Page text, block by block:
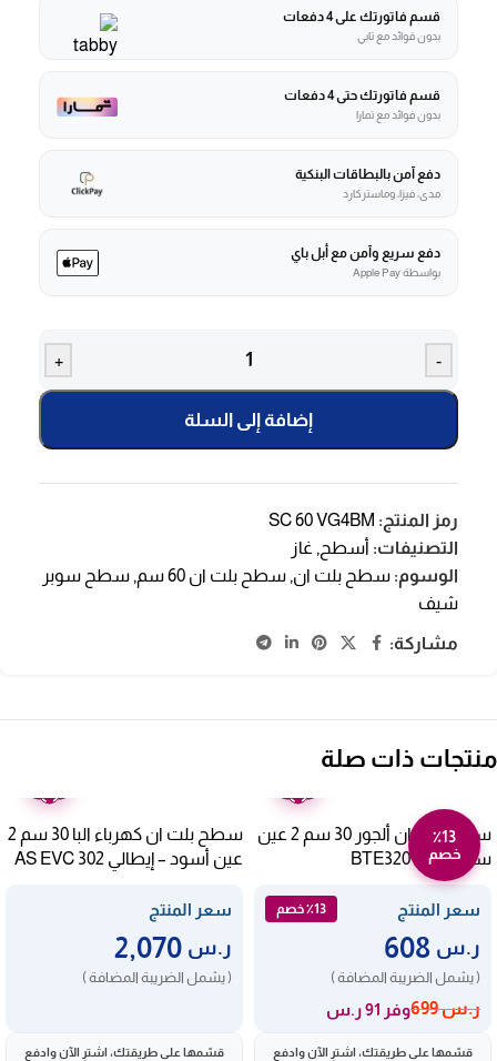
قسم فاتورتك على 4 دفعات
بدون فوائد مع تابي
قسم فاتورتك حتى 4 دفعات
بدون فوائد مع تمارا
دفع آمن بالبطاقات البنكية
مدى، فيزا، وماستركارد
دفع سريع وآمن مع أبل باي
بواسطة Apple Pay
-
+
إضافة إلى السلة
رمز المنتج: SC 60 VG4BM
التصنيفات: أسطح , غاز
الوسوم: سطح بلت ان, سطح بلت ان 60 سم , سطح سوبر
شيف
مشاركة:
منتجات ذات صلة
٪13
خصم
سطح بلت ان ألجور 30 سم 2 عين
سيراميك BTE320T
سعر المنتج ٪13 خصم
ر.س
( يشمل الضريبة المضافة )
ر.س699 وفر 91 ر.س
قسّمها على طريقتك، اشترِ الآن وادفع
سطح بلت ان كهرباء البا 30 سم 2
عين أسود – إيطالي AS EVC 302
سعر المنتج
ر.س
( يشمل الضريبة المضافة )
قسّمها على طريقتك، اشترِ الآن وادفع